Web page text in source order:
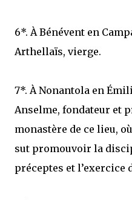
6*. À Bénévent en
Arthellaïs, vierge.
7*. À Nonantola en
Anselme, fondateur et
monastère de ce lieu,
sut promouvoir la
préceptes et l’exercice